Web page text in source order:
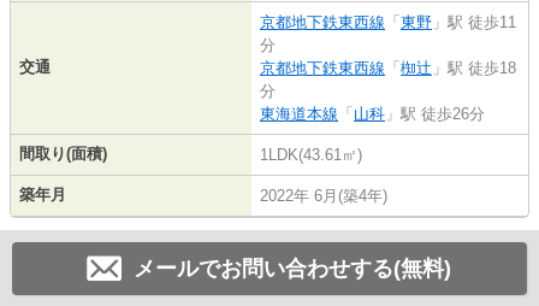
交通
京都地下鉄東西線 「 東野 」駅 徒歩11
分
京都地下鉄東西線 「 椥辻 」駅 徒歩18
分
東海道本線 「 山科 」駅 徒歩26分
間取り(面積) 1LDK(43.61㎡)
築年月 2022年 6月(築4年)
メールでお問い合わせする(無料)